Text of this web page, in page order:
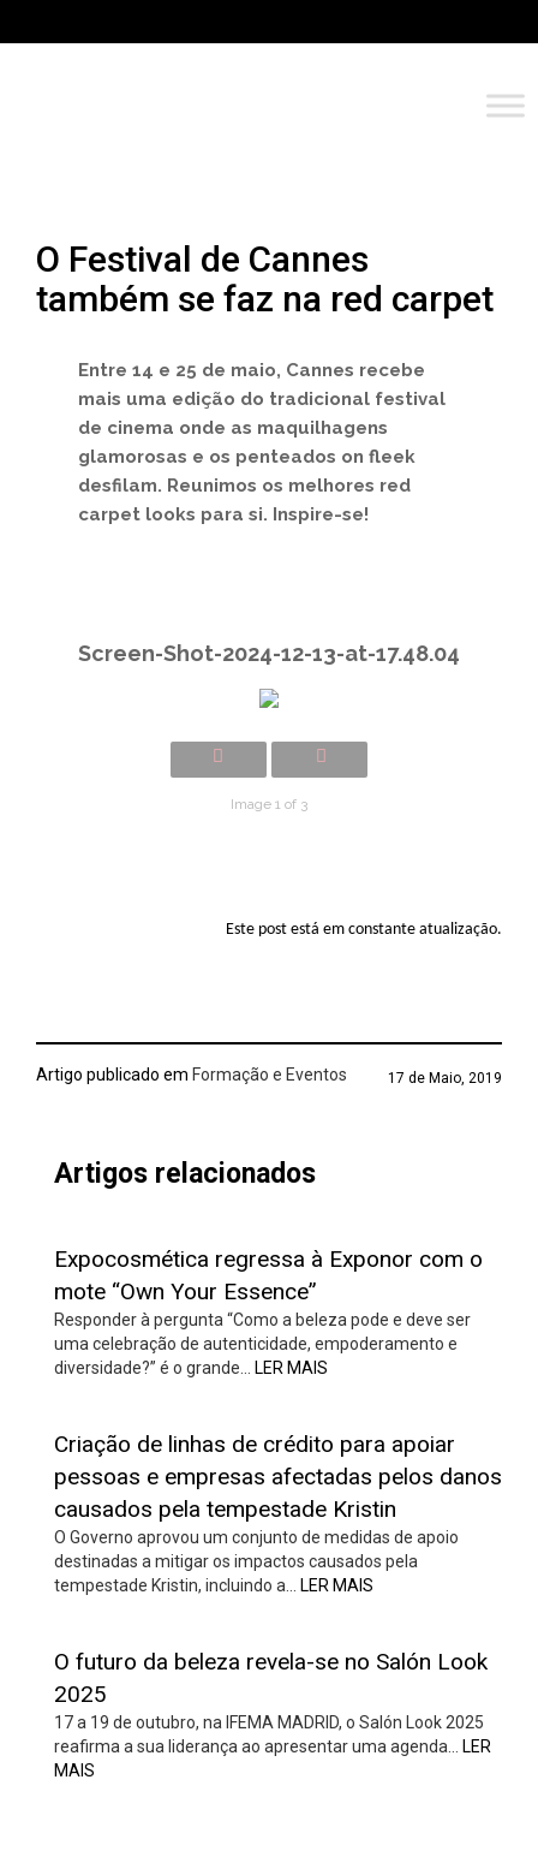
O Festival de Cannes
também se faz na red carpet
Entre 14 e 25 de maio, Cannes recebe
mais uma edição do tradicional festival
de cinema onde as maquilhagens
glamorosas e os penteados on fleek
desfilam. Reunimos os melhores red
carpet looks para si. Inspire-se!
Screen-Shot-2024-12-13-at-17.48.04
Image 1 of 3
Este post está em constante atualização.
Artigo publicado em Formação e Eventos 17 de Maio, 2019
Artigos relacionados
Expocosmética regressa à Exponor com o
mote “Own Your Essence”
Responder à pergunta “Como a beleza pode e deve ser
uma celebração de autenticidade, empoderamento e
diversidade?” é o grande…
LER MAIS
Criação de linhas de crédito para apoiar
pessoas e empresas afectadas pelos danos
causados pela tempestade Kristin
O Governo aprovou um conjunto de medidas de apoio
destinadas a mitigar os impactos causados pela
tempestade Kristin, incluindo a…
LER MAIS
O futuro da beleza revela-se no Salón Look
2025
17 a 19 de outubro, na IFEMA MADRID, o Salón Look 2025
reafirma a sua liderança ao apresentar uma agenda…
LER
MAIS